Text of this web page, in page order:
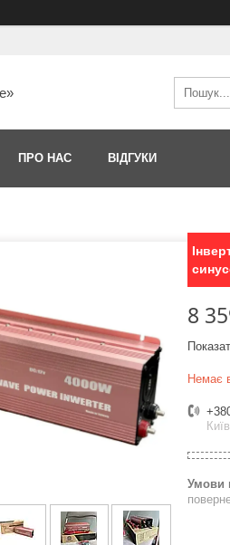
ПРО НАС ВІДГУКИ
8
Немає